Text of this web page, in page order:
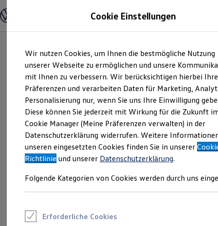
Hauptinhalt
springen
Footer
springen
Modelle und Konfigurator
Modelle vergleichen
Elektroautos
ENERGY Sondermodelle
Nutzfahrzeuge
SUV und CUV
Familienautos
Kombis
Kompaktwagen
Sportwagen
Schnell verfügbare Fahrzeuge
Angebote und Produkte
Aktuelle Angebote
E-Auto-Förderung
Volkswagen Marktplatz
Junge Gebrauchtwagen und Gebrauchtwagen
Saisonangebote
Cookie Einstellungen
Wir nutzen Cookies, um Ihnen die bestmögliche Nutzung
unserer Webseite zu ermöglichen und unsere
mit Ihnen zu verbessern. Wir berücksichtigen hierbei Ihre
Präferenzen und verarbeiten Daten für Marketing,
Personalisierung nur, wenn Sie uns Ihre Einwilligung
Diese können Sie jederzeit mit Wirkung für die Zukunft
Cookie Manager (Meine Präferenzen verwalten) in der
Datenschutzerklärung widerrufen. Weitere
unseren eingesetzten Cookies finden Sie in unserer
Richtlinie und unserer Datenschutzerklärung.
Folgende Kategorien von Cookies werden durch uns
Erforderliche Cookies